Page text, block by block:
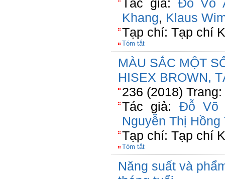
Tác giả: Đỗ Võ
Khang, Klaus
Tạp chí: Tạp chí
Tóm tắt
MÀU SẮC MỘT
HISEX BROWN,
236 (2018) Trang:
Tác giả: Đỗ Võ
Nguyễn Thị
Tạp chí: Tạp chí
Tóm tắt
Năng suất và